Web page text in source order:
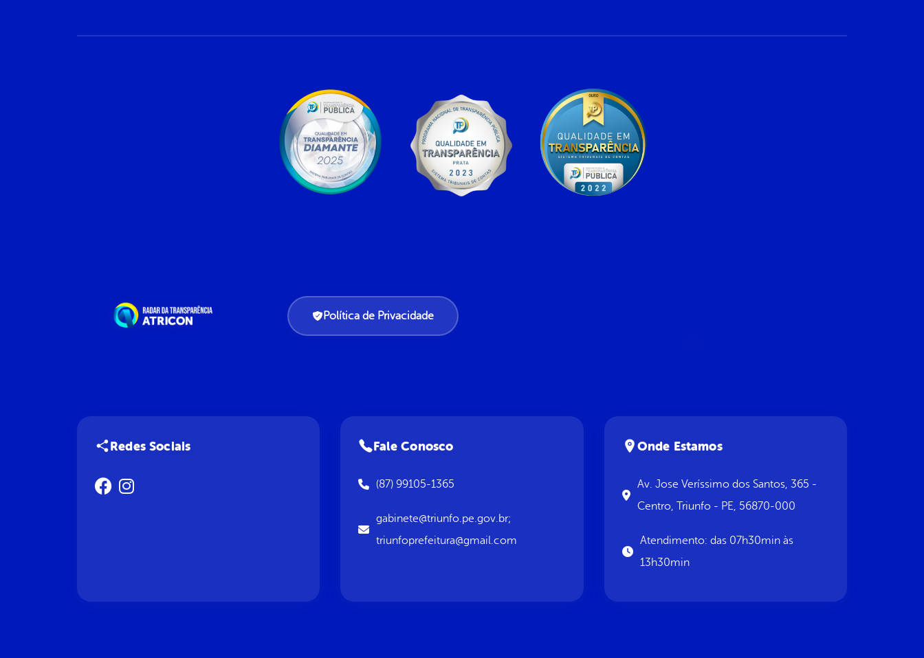
Política de Privacidade
Redes Sociais Fale Conosco
(87) 99105-1365
gabinete@triunfo.pe.gov.br;
triunfoprefeitura@gmail.com
Onde Estamos
Av. Jose Veríssimo dos Santos, 365 -
Centro, Triunfo - PE, 56870-000
Atendimento: das 07h30min às
13h30min